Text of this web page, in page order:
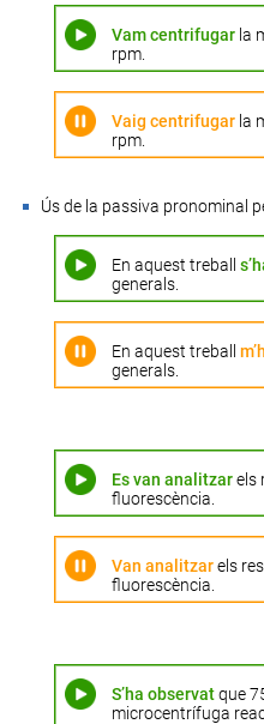
Vam centrifugarla
rpm.
Vaig centrifugarla
rpm.
Ús de la passiva pronominal
En aquest treball
generals.
En aquest treball
generals.
Es van analitzarels
fluorescència.
Van analitzarels
fluorescència.
S’ha observatque
microcentrífuga